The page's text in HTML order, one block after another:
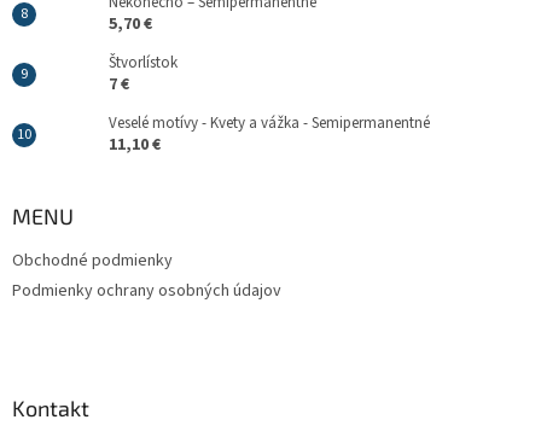
5,70 €
Štvorlístok
7 €
Veselé motívy - Kvety a vážka - Semipermanentné
11,10 €
MENU
Obchodné podmienky
Podmienky ochrany osobných údajov
Kontakt